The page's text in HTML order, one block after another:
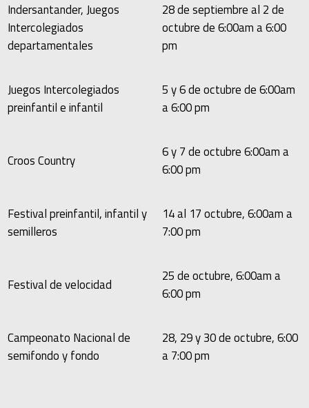
Indersantander, Juegos
Intercolegiados
departamentales
28 de septiembre al 2 de
octubre de 6:00am a 6:00
pm
Juegos Intercolegiados
preinfantil e infantil
5 y 6 de octubre de 6:00am
a 6:00 pm
Croos Country
6 y 7 de octubre 6:00am a
6:00 pm
Festival preinfantil, infantil y
semilleros
14 al 17 octubre, 6:00am a
7:00 pm
Festival de velocidad
25 de octubre, 6:00am a
6:00 pm
Campeonato Nacional de
semifondo y fondo
28, 29 y 30 de octubre, 6:00
a 7:00 pm